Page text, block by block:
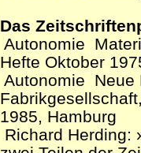
Das
Autonomie
Hefte Oktober
Autonomie
1985, Hamburg
Richard